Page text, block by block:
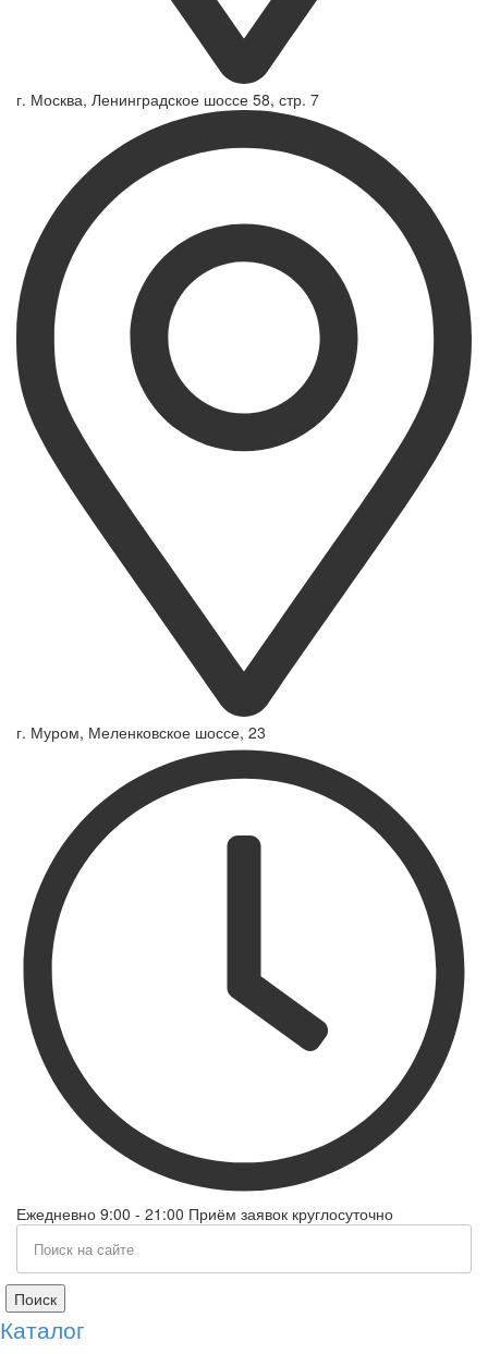
г. Москва, Ленинградское шоссе 58, стр. 7
г. Муром, Меленковское шоссе, 23
Ежедневно 9:00 - 21:00 Приём заявок круглосуточно
Поиск
Каталог